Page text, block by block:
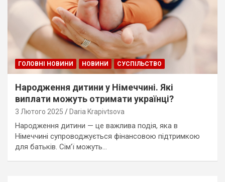
ГОЛОВНІ НОВИНИ НОВИНИ СУСПІЛЬСТВО
Народження дитини у Німеччині. Які
виплати можуть отримати українці?
3 Лютого 2025 Daria Krapivtsova
Народження дитини — це важлива подія, яка в
Німеччині супроводжується фінансовою підтримкою
для батьків. Сім’ї можуть…